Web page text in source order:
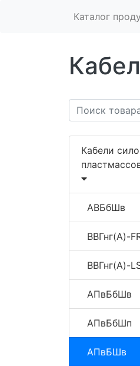
Каталог
Кабели
АВБбШв
ВВГнг(A)-
ВВГнг(A)-
АПвБбШв
АПвБбШп
АПвБШв